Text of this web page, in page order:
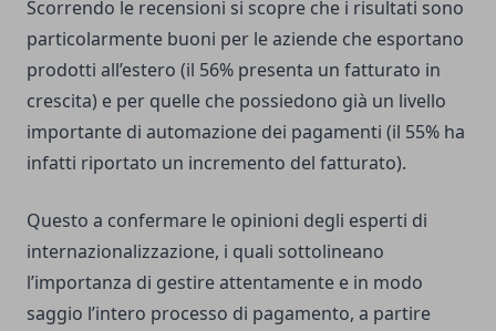
Scorrendo le recensioni si scopre che i risultati sono
particolarmente buoni per le aziende che esportano
prodotti all’estero (il 56% presenta un fatturato in
crescita) e per quelle che possiedono già un livello
importante di automazione dei pagamenti (il 55% ha
infatti riportato un incremento del fatturato).
Questo a confermare le opinioni degli esperti di
internazionalizzazione, i quali sottolineano
l’importanza di gestire attentamente e in modo
saggio l’intero processo di pagamento, a partire